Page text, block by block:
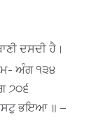
ਦਸਦੀ ਹੈ।
ਮ- ਅੰਗ ੧੩੪
੭੦੬
ਭਇਆ ॥ –